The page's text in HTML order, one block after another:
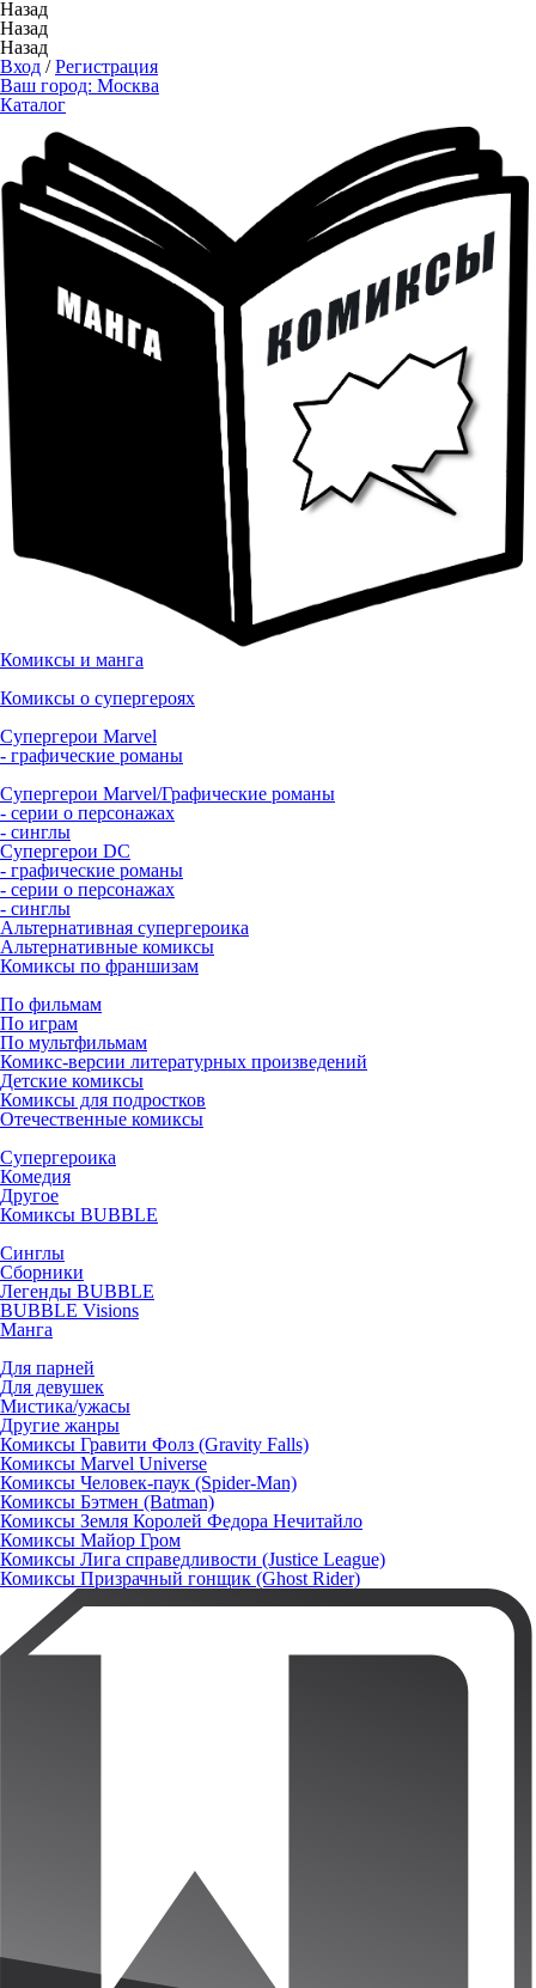
Назад
Назад
Назад
Вход /Регистрация
Ваш город: Москва
Каталог
Комиксы и манга
Комиксы о супергероях
Супергерои Marvel
- графические романы
Супергерои Marvel/Графические романы
- серии о персонажах
- синглы
Супергерои DC
- графические романы
- серии о персонажах
- синглы
Альтернативная супергероика
Альтернативные комиксы
Комиксы по франшизам
По фильмам
По играм
По мультфильмам
Комикс-версии литературных произведений
Детские комиксы
Комиксы для подростков
Отечественные комиксы
Супергероика
Комедия
Другое
Комиксы BUBBLE
Синглы
Сборники
Легенды BUBBLE
BUBBLE Visions
Манга
Для парней
Для девушек
Мистика/ужасы
Другие жанры
Комиксы Гравити Фолз (Gravity Falls)
Комиксы Marvel Universe
Комиксы Человек-паук (Spider-Man)
Комиксы Бэтмен (Batman)
Комиксы Земля Королей Федора Нечитайло
Комиксы Майор Гром
Комиксы Лига справедливости (Justice League)
Комиксы Призрачный гонщик (Ghost Rider)